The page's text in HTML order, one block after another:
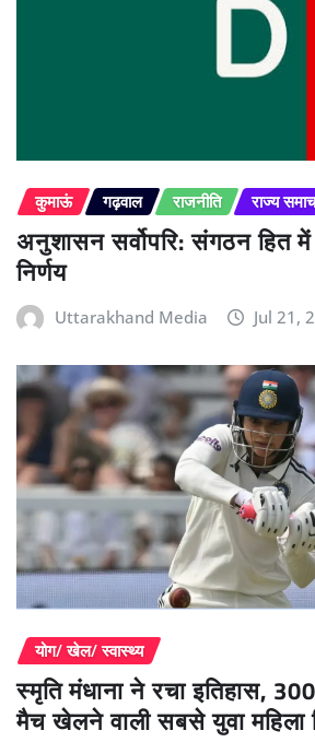
कुमाऊं गढ़वाल राजनीति राज्य
अनुशासन सर्वोपरि: संगठन हित
निर्णय
Uttarakhand Media Jul 21,
योग/ खेल/ स्वास्थ्य
स्मृति मंधाना ने रचा इतिहास,
मैच खेलने वाली सबसे युवा